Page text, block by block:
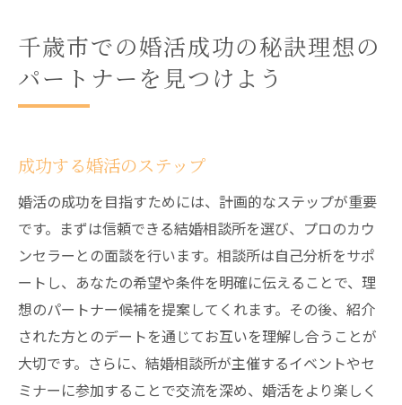
千歳市での婚活成功の秘訣理想の
パートナーを見つけよう
成功する婚活のステップ
婚活の成功を目指すためには、計画的なステップが重要
です。まずは信頼できる結婚相談所を選び、プロのカウ
ンセラーとの面談を行います。相談所は自己分析をサポ
ートし、あなたの希望や条件を明確に伝えることで、理
想のパートナー候補を提案してくれます。その後、紹介
された方とのデートを通じてお互いを理解し合うことが
大切です。さらに、結婚相談所が主催するイベントやセ
ミナーに参加することで交流を深め、婚活をより楽しく